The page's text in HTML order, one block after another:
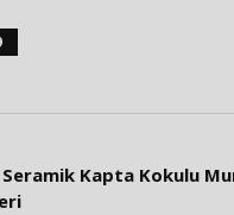
Seramik Kapta Kokulu